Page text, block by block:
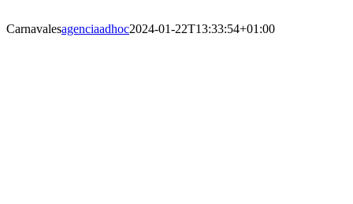
Carnavalesagenciaadhoc2024-01-22T13:33:54+01:00